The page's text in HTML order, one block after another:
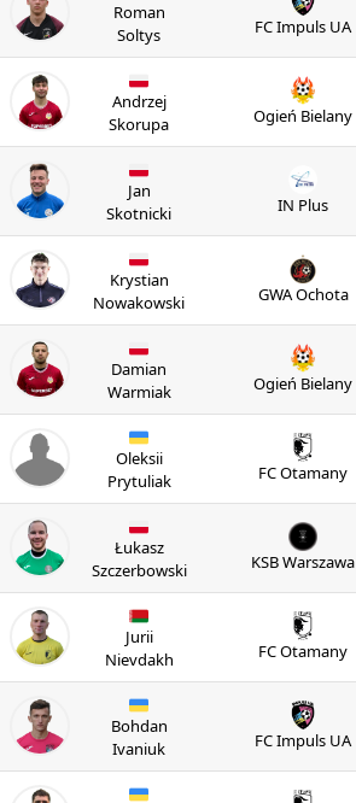
Roman
Soltys
FC Impuls UA
Andrzej
Skorupa
Ogień Bielany
Jan
Skotnicki
IN Plus
Krystian
Nowakowski
GWA Ochota
Damian
Warmiak
Ogień Bielany
Oleksii
Prytuliak
FC Otamany
Łukasz
Szczerbowski
KSB Warszawa
Jurii
Nievdakh
FC Otamany
Bohdan
Ivaniuk
FC Impuls UA